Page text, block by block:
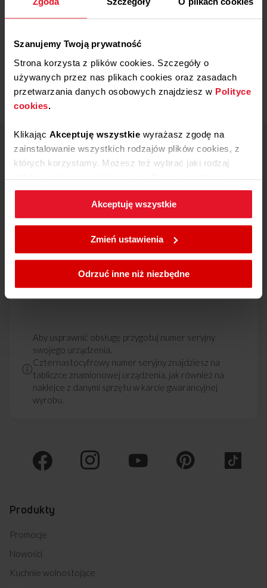
Szanujemy Twoją prywatność
Strona korzysta z plików cookies. Szczegóły o
używanych przez nas plikach cookies oraz zasadach
przetwarzania danych osobowych znajdziesz w Polityce
cookies.
Klikając Akceptuję wszystkie wyrażasz zgodę na
zainstalowanie wszystkich rodzajów plików cookies, z
których korzystamy. Możesz też wybrać jaki rodzaj
plików cookies zainstalujemy na Twoim urządzeniu,
klikającZmień ustawienia.
W każdej chwili możesz zmienić wybrane przez Ciebie
ustawienia plików cookies wchodząc w zakładkę
Akceptuję wszystkie
Zmień ustawienia
Odrzuć inne niż niezbędne
Centrum wsparcia Amica
801 801 800
67 22 22 148
Pon - Pt
Skontaktuj się
Aby usprawnić obsługę przygotuj numer seryjny
swojego urządzenia.
Czternastocyfrowy numer seryjny znajdziesz na
tabliczce znamionowej urządzenia, jak również na
naklejce z danymi sprzętu w karcie gwarancyjnej
wyrobu.
Produkty
Promocje
Nowości
Kuchnie wolnostojące